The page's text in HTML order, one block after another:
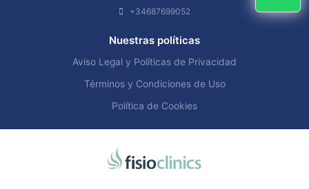
+34687699052
Nuestras políticas
Aviso Legal y Políticas de Privacidad
Términos y Condiciones de Uso
Política de Cookies